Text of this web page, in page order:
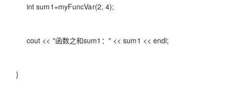
int sum1=myFuncVar(2, 4);
cout << "函数之和sum1：" << sum1 << endl;
}